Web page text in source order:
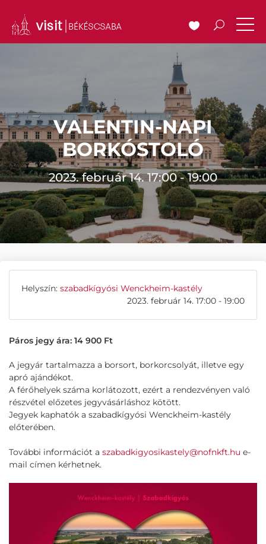
VALENTIN-NAPI
BORKÓSTOLÓ
2023. február 14. 17:00 - 19:00
Helyszín: szabadkígyósi Wenckheim-kastély
2023. február 14. 17:00 - 19:00
Páros jegy ára: 14 900 Ft
A jegyár tartalmazza a borsort, borkorcsolyát, illetve egy
apró ajándékot.
A férőhelyek száma korlátozott, ezért a rendezvényen való
részvétel előzetes jegyvásárláshoz kötött.
Jegyek kaphatók a szabadkígyósi Wenckheim-kastély
előterében.
További információt a szabadkigyosikastely@nofnkft.hu e-
mail címen kérhetnek.